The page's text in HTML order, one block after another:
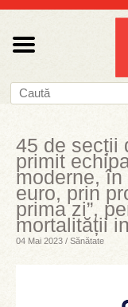
45 de secții
primit
moderne,
euro, prin
prima zi”,
mortalității
04 Mai 2023 / Sănătate